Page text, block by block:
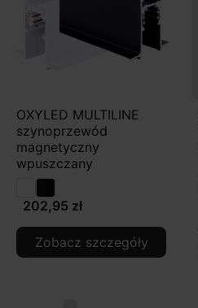
OXYLED MULTILINE
szynoprzewód
magnetyczny
wpuszczany
202,95 zł
Zobacz szczegóły